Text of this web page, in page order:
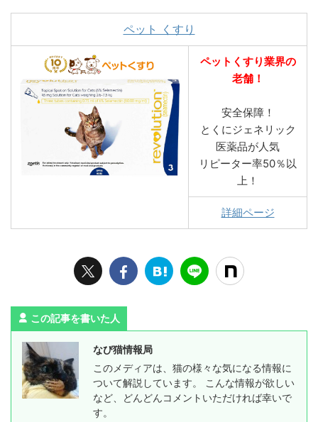
ペット くすり
ペットくすり業界の
老舗！
安全保障！
とくにジェネリック
医薬品が人気
リピーター率50％以
上！
詳細ページ
この記事を書いた人
なび猫情報局
このメディアは、猫の様々な気になる情報に
ついて解説しています。 こんな情報が欲しい
など、どんどんコメントいただければ幸いで
す。